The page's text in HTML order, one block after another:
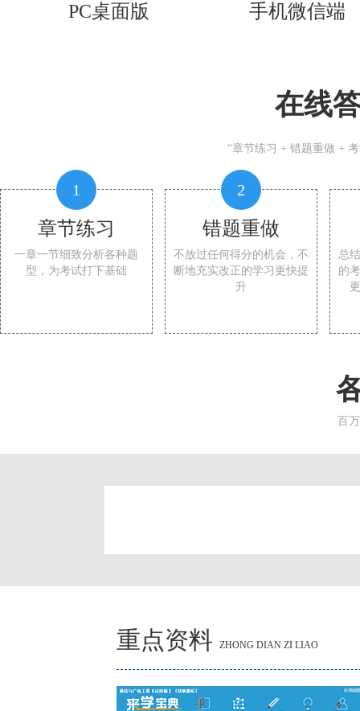
PC桌面版 手机微信端
在线
“章节练习 + 错题重做 +
1
章节练习
一章一节细致分析各种题
型，为考试打下基础
2
错题重做
不放过任何得分的机会，不
断地充实改正的学习更快提
升
总
的
百
重点资料 ZHONG DIAN ZI LIAO